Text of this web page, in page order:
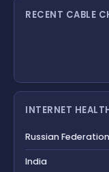
RECENT CABLE
INTERNET
Russian Federation
India